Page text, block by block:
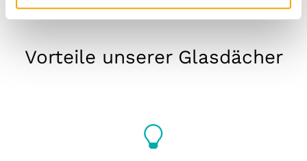
Vorteile unserer Glasdächer